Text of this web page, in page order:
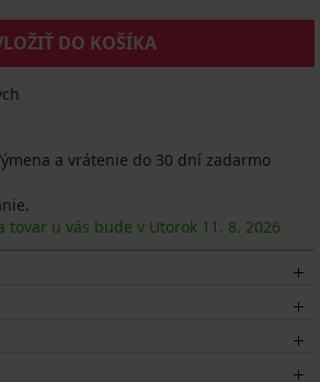
DO KOŠÍKA
a vrátenie do 30 dní zadarmo
tovar u vás bude v Utorok 11. 8. 2026